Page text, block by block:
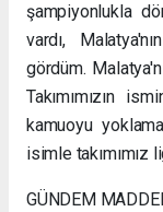
şampiyonlukla
vardı,
gördüm.
Takımımızın
kamuoyu
isimle
GÜNDEM